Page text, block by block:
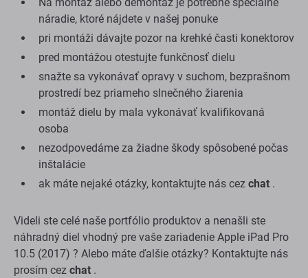
Na montáž alebo demontáž je potrebné špeciálne
náradie, ktoré nájdete v našej ponuke
pri montáži dávajte pozor na krehké časti konektorov
pred montážou otestujte funkčnosť dielu
snažte sa vykonávať opravy v suchom, bezprašnom
prostredí bez priameho slnečného žiarenia
montáž dielu by mala vykonávať kvalifikovaná
osoba
nezodpovedáme za žiadne škody spôsobené počas
inštalácie
ak máte nejaké otázky, kontaktujte nás cez chat .
Videli ste celé naše portfólio produktov a nenašli ste
náhradný diel vhodný pre vaše zariadenie Apple iPad Pro
10.5 (2017) ? Alebo máte ďalšie otázky? Kontaktujte nás
prosím cez chat .